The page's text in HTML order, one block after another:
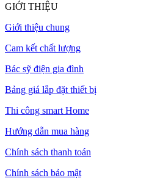
GIỚI THIỆU
Giới thiệu chung
Cam kết chất lượng
Bác sỹ điện gia đình
Bảng giá lắp đặt thiết bị
Thi công smart Home
Hướng dẫn mua hàng
Chính sách thanh toán
Chính sách bảo mật